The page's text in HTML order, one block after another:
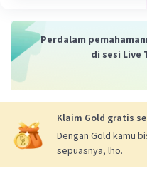
Puisi hikayat
mengandung
plot, dan konflik.
digunakan untuk
sejarah atau
mendalam.
Perdalam
di sesi Live
Klaim Gold gratis
Dengan Gold kamu
sepuasnya, lho.